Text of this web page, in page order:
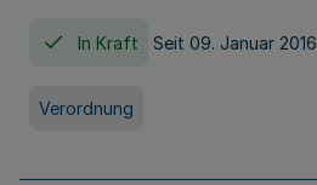
In Kraft Seit 09. Januar 2016
Verordnung